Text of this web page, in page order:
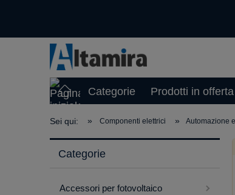
Categorie Prodotti in offerta
Sei qui: » Componenti elettrici » Automazione
Categorie
Accessori per fotovoltaico